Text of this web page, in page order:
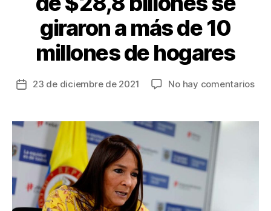
giraron a más de 10
millones de hogares
Fecha
entrada
23 de diciembre de 2021 No hay comentariosen